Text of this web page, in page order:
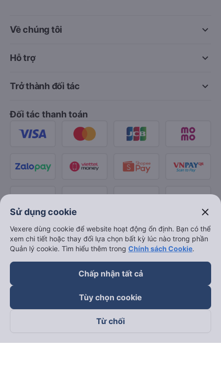
keyboard_arrow_down
Về chúng tôi
keyboard_arrow_down
Hỗ trợ
keyboard_arrow_down
Trở thành đối tác
Đối tác thanh toán
Theo dõi chúng tôi trên
Sử dụng cookie close
Vexere dùng cookie để website hoạt động ổn định. Bạn có thể
xem chi tiết hoặc thay đổi lựa chọn bất kỳ lúc nào trong phần
Quản lý cookie. Tìm hiểu thêm trong Chính sách Cookie.
Chấp nhận tất cả
Tùy chọn cookie
Từ chối